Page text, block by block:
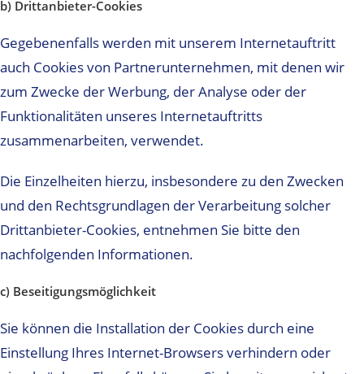
b) Drittanbieter-Cookies
Gegebenenfalls werden mit unserem Internetauftritt
auch Cookies von Partnerunternehmen, mit denen wir
zum Zwecke der Werbung, der Analyse oder der
Funktionalitäten unseres Internetauftritts
zusammenarbeiten, verwendet.
Die Einzelheiten hierzu, insbesondere zu den Zwecken
und den Rechtsgrundlagen der Verarbeitung solcher
Drittanbieter-Cookies, entnehmen Sie bitte den
nachfolgenden Informationen.
c) Beseitigungsmöglichkeit
Sie können die Installation der Cookies durch eine
Einstellung Ihres Internet-Browsers verhindern oder